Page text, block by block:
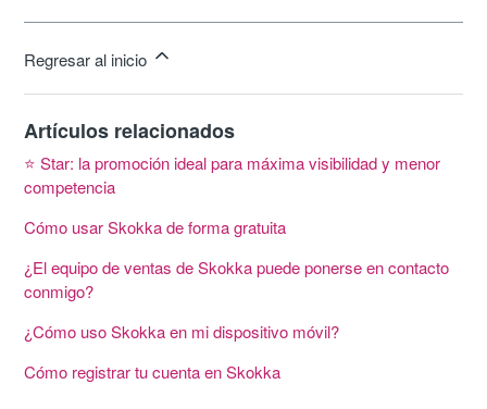
Regresar al inicio
Artículos relacionados
⭐ Star: la promoción ideal para máxima visibilidad y menor
competencia
Cómo usar Skokka de forma gratuita
¿El equipo de ventas de Skokka puede ponerse en contacto
conmigo?
¿Cómo uso Skokka en mi dispositivo móvil?
Cómo registrar tu cuenta en Skokka